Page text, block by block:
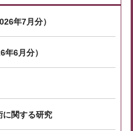
年7月分）
6月分）
に関する研究